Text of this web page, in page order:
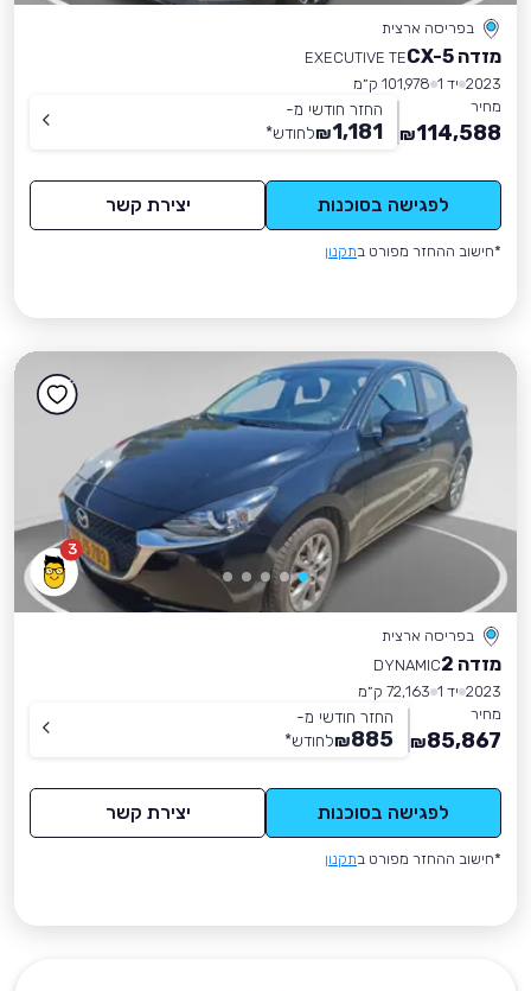
בפריסה ארצית
מזדה CX-5
EXECUTIVE TE
2023 יד 1
101,978 ק״מ
מחיר
114,588
₪
החזר חודשי מ-
1,181
₪לחודש*
לפגישה בסוכנות יצירת קשר
*חישוב ההחזר מפורט בתקנון
3
בפריסה ארצית
מזדה 2
DYNAMIC
2023 יד 1
72,163 ק״מ
מחיר
85,867
₪
החזר חודשי מ-
885
₪לחודש*
לפגישה בסוכנות יצירת קשר
*חישוב ההחזר מפורט בתקנון